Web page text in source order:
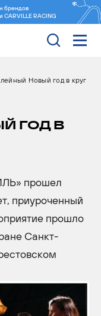
брендов
CARVILLE RACING
Новый год в круг
ГОД В
прошел
приуроченный
прошло
Санкт-